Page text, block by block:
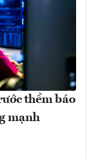
thềm báo
mạnh